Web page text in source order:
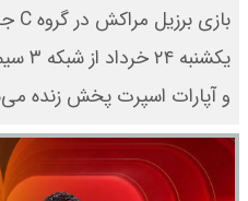
و آپارات اسپرت پخش زنده